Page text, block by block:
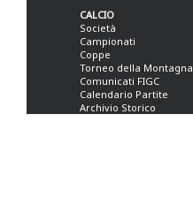
CALCIO
Società
Campionati
Coppe
Torneo della Montagna
Comunicati FIGC
Calendario Partite
Archivio Storico